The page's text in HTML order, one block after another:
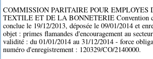
COMMISSION PARITAIRE POUR EMPLOYES
TEXTILE ET DE LA BONNETERIE Convention
conclue le 19/12/2013, déposée le 09/01/2014 et
objet : primes flamandes d'encouragement au
validité : du 01/01/2014 au 31/12/2014 - force
numéro d'enregistrement : 120329/CO/2140000.